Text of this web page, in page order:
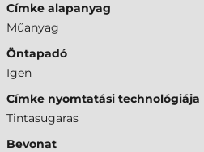
Címke alapanyag
Műanyag
Öntapadó
Igen
Címke nyomtatási technológiája
Tintasugaras
Bevonat